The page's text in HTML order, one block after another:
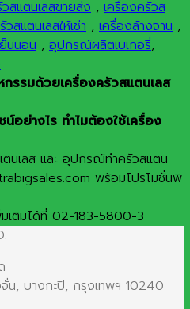
สแตนเลสขายส่ง , เครื่องครัวส
สแตนเลสให้เช่า , เครื่องล้างจาน ,
นนอน , อุปกรณ์ผลิตเบเกอรี่,
รรมด้วยเครื่องครัวสแตนเลส
อย่างไร ทำไมต้องใช้เครื่อง
ตนเลส และ อุปกรณ์ทำครัวสแตน
พร้อมโปรโมชั่นพิ
เติมได้ที่ 02-183-5800-3
, บางกะปิ, กรุงเทพฯ 10240